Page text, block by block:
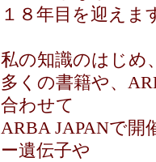
１８年目を迎えま
私の知識のはじめ
多くの書籍や、
合わせて
ARBA JAPANで
ー遺伝子や